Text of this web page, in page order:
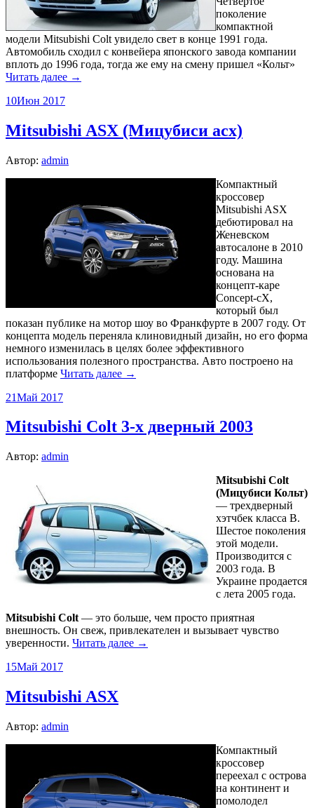
поколение
компактной
модели Mitsubishi Colt увидело свет в конце 1991 года.
Автомобиль сходил с конвейера японского завода компании
вплоть до 1996 года, тогда же ему на смену пришел «Кольт»
Читать далее →
10Июн 2017
Mitsubishi ASX (Мицубиси асх)
Автор: admin
Компактный
кроссовер
Mitsubishi ASX
дебютировал на
Женевском
автосалоне в 2010
году. Машина
основана на
концепт-каре
Concept-cX,
который был
показан публике на мотор шоу во Франкфурте в 2007 году. От
концепта модель переняла клиновидный дизайн, но его форма
немного изменилась в целях более эффективного
использования полезного пространства. Авто построено на
платформе Читать далее →
21Май 2017
Mitsubishi Colt 3-х дверный 2003
Автор: admin
Mitsubishi Colt
(Мицубиси Кольт)
— трехдверный
хэтчбек класса B.
Шестое поколения
этой модели.
Производится с
2003 года. В
Украине продается
с лета 2005 года.
Mitsubishi Colt — это больше, чем просто приятная
внешность. Он свеж, привлекателен и вызывает чувство
уверенности. Читать далее →
15Май 2017
Mitsubishi ASX
Автор: admin
Компактный
кроссовер
переехал с острова
на континент и
помолодел